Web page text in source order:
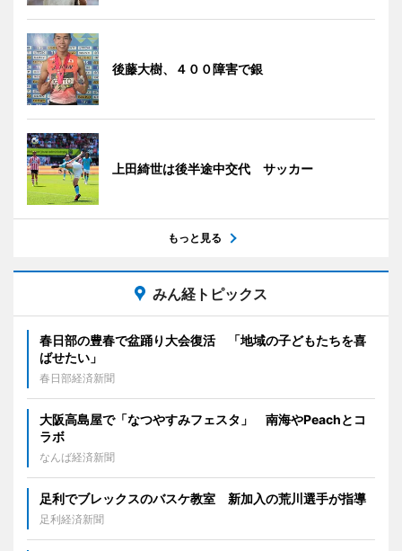
後藤大樹、４００障害で銀
上田綺世は後半途中交代 サッカー
もっと見る
みん経トピックス
春日部の豊春で盆踊り大会復活 「地域の子どもたちを喜
ばせたい」
春日部経済新聞
大阪高島屋で「なつやすみフェスタ」 南海やPeachとコ
ラボ
なんば経済新聞
足利でブレックスのバスケ教室 新加入の荒川選手が指導
足利経済新聞